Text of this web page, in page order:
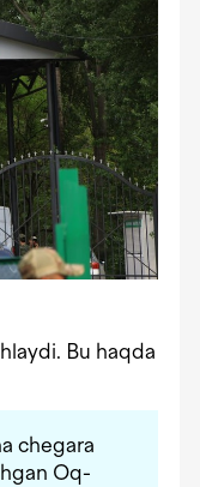
Bu haqda
chegara
Oq-